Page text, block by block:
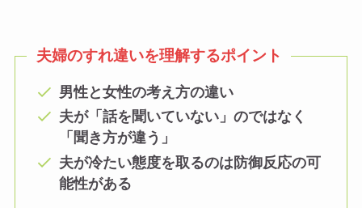
夫婦のすれ違いを理解するポイント
男性と女性の考え方の違い
夫が「話を聞いていない」のではなく
「聞き方が違う」
夫が冷たい態度を取るのは防御反応の可
能性がある